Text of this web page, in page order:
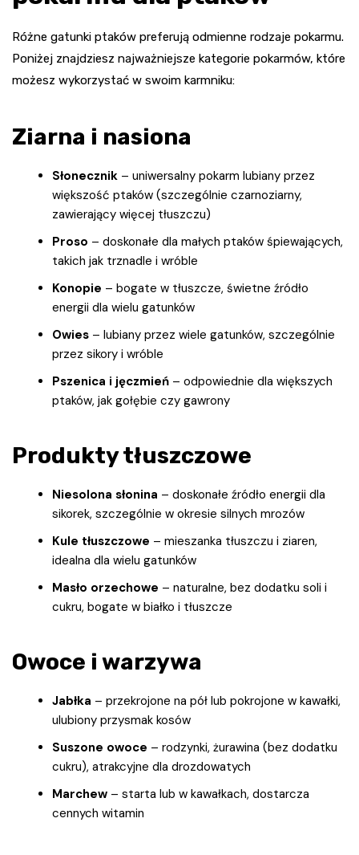
Różne gatunki ptaków preferują odmienne rodzaje pokarmu.
Poniżej znajdziesz najważniejsze kategorie pokarmów, które
możesz wykorzystać w swoim karmniku:
Ziarna i nasiona
Słonecznik – uniwersalny pokarm lubiany przez
większość ptaków (szczególnie czarnoziarny,
zawierający więcej tłuszczu)
Proso – doskonałe dla małych ptaków śpiewających,
takich jak trznadle i wróble
Konopie – bogate w tłuszcze, świetne źródło
energii dla wielu gatunków
Owies – lubiany przez wiele gatunków, szczególnie
przez sikory i wróble
Pszenica i jęczmień – odpowiednie dla większych
ptaków, jak gołębie czy gawrony
Produkty tłuszczowe
Niesolona słonina – doskonałe źródło energii dla
sikorek, szczególnie w okresie silnych mrozów
Kule tłuszczowe – mieszanka tłuszczu i ziaren,
idealna dla wielu gatunków
Masło orzechowe – naturalne, bez dodatku soli i
cukru, bogate w białko i tłuszcze
Owoce i warzywa
Jabłka – przekrojone na pół lub pokrojone w kawałki,
ulubiony przysmak kosów
Suszone owoce – rodzynki, żurawina (bez dodatku
cukru), atrakcyjne dla drozdowatych
Marchew – starta lub w kawałkach, dostarcza
cennych witamin